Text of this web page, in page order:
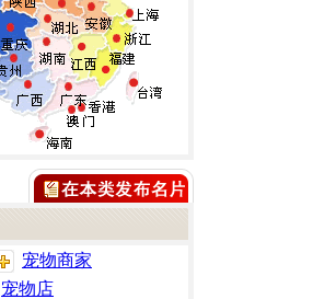
宠物商家
宠物店